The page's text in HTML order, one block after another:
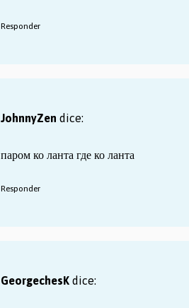
Responder
JohnnyZen dice:
паром ко ланта где ко ланта
Responder
GeorgechesK dice: